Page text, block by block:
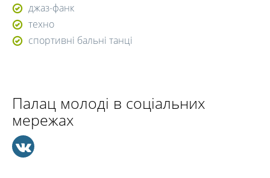
джаз-фанк
техно
спортивні бальні танці
Палац молоді в соціальних
мережах